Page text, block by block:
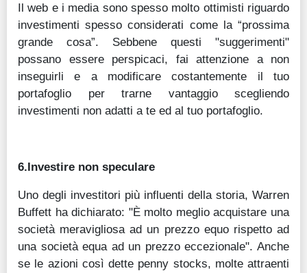
Il web e i media sono spesso molto ottimisti riguardo
investimenti spesso considerati come la “prossima
grande cosa”. Sebbene questi "suggerimenti"
possano essere perspicaci, fai attenzione a non
inseguirli e a modificare costantemente il tuo
portafoglio per trarne vantaggio scegliendo
investimenti non adatti a te ed al tuo portafoglio.
6.Investire non speculare
Uno degli investitori più influenti della storia, Warren
Buffett ha dichiarato: "È molto meglio acquistare una
società meravigliosa ad un prezzo equo rispetto ad
una società equa ad un prezzo eccezionale". Anche
se le azioni così dette penny stocks, molte attraenti